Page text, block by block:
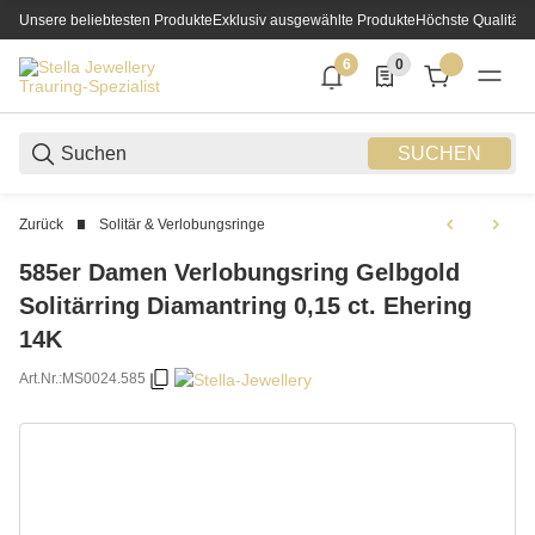
Unsere beliebtesten ProdukteExklusiv ausgewählte ProdukteHöchste Qualität
SUCHEN
6
6 neue Notifizierungen
0
0 Produkte in der
Zurück Solitär & Verlobungsringe
585er Damen Verlobungsring Gelbgold
Solitärring Diamantring 0,15 ct. Ehering
14K
Art.Nr.:MS0024.585